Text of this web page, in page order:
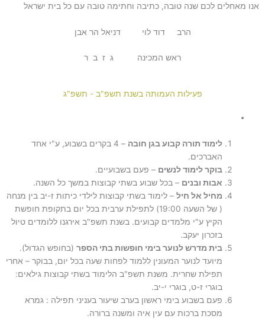
אנו מאחלים לכם שנה טובה, כתיבה וחתימה טובה עם כל בית ישראל
הרב דוד לוי דניאל הר אבן
ראש המכינה ג ז ב ר
פעילות העמותה בשנת תשפ"ב - תשפ"ג
לימוד תורה קבוע בגן חובה
– 4 בקרים בשבוע, ע"י אחד
האברכים.
בוקר לימוד לנשים – פעם בשבועיים.
אבות ובנים – בכל שבוע בשתי קבוצות במשך כל השנה.
מחיל אל חיל– לימוד בשתי קבוצות לילדי כיתות ז-יב בין מנחה
( של השעה 19:00) לתפילת ערבית בכל יום בתקופת חופשת
הקיץ ע"י מלמדים קבועים. בשנת תשפ"ב אירגנו ללומדים טיול
בזכרון יעקב.
בית מדרש לנוער בימי חופשות בתי הספר(בחופש הגדול).
מיועד לנוער המעונין ללמוד לפחות שעה בכל יום, בבוקר – אחרי
תפילת שחרית. משנת תשפ"ב הלימוד בשתי קבוצות גילאים:
בוגרי ז-ט, בוגרי י-יב.
פעם בשבוע בימי ראשון בערב שיעור בעניני תפילה : גמרא
מסכת ברכות עם עין איה ומשנה ברורה.